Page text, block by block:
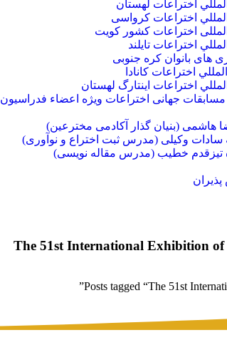
اختراعات لهستان
اختراعات کرواسی
اختراعات کشور کویت
اختراعات تایلند
های بانوان کره جنوبی
اختراعات کانادا
اختراعات اینتارگ لهستان
جهانی اختراعات ویژه اعضاء فدراسیون
هاشمی (بنیان گذار آکادمی مخترعین)
وکیلی (مدرس ثبت اختراع و نوآوری)
تیزقدم خطیب (مدرس مقاله نویسی)
Posts tagged “The 51st